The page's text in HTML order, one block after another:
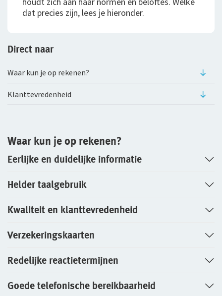
Bestelautoverzekering
Voor je personeel
Verzuimverzekering
Ongevallenverzekering Collectief
WGA-eigenrisicoverzekering
Voor jou als ondernemer
Arbeidsongeschiktheidsverzekering
Andere branches
Vind een adviseur bij jou in de buurt
jou
Klachtenregeling
Wie wij zijn
Onze cijfers
Ons beleid
Werken bij De Goudse
Traineeship
Stages en afstuderen
Privacyverklaring sollicitanten
Jaarverslag
dat precies zijn, lees je hieronder.
Direct naar
Waar kun je op rekenen?
Klanttevredenheid
Waar kun je op rekenen?
Eerlijke en duidelijke informatie
Helder taalgebruik
Kwaliteit en klanttevredenheid
Verzekeringskaarten
Redelijke reactietermijnen
Goede telefonische bereikbaarheid